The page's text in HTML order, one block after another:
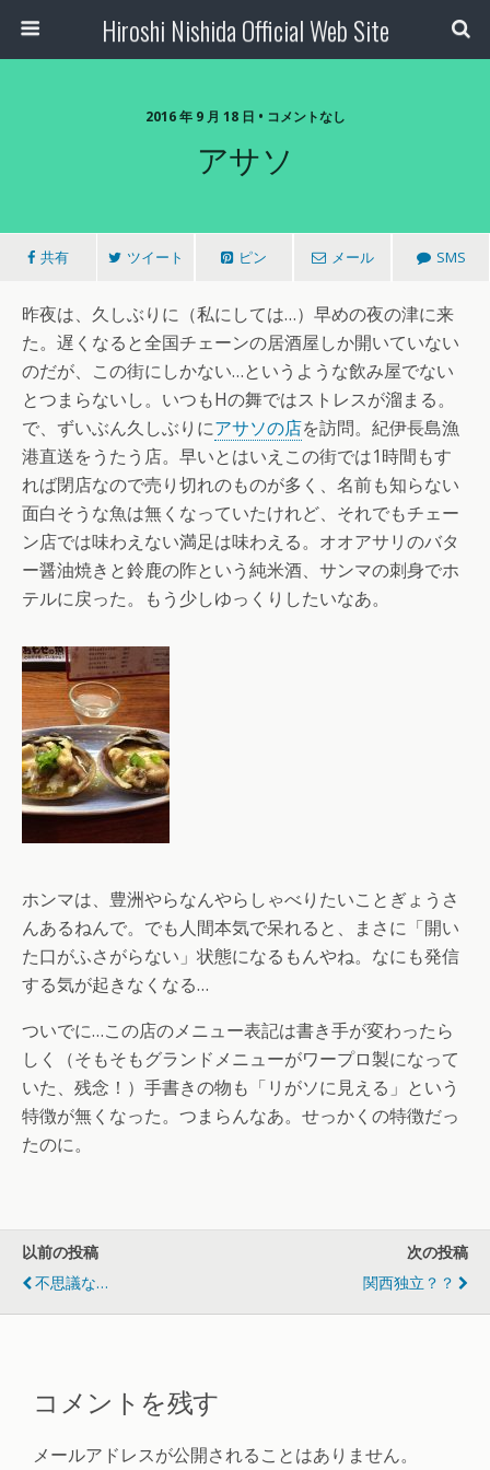
Hiroshi Nishida Official Web Site
2016 年 9 月 18 日 • コメントなし
アサソ
共有 ツイート ピン メール SMS
昨夜は、久しぶりに（私にしては…）早めの夜の津に来
た。遅くなると全国チェーンの居酒屋しか開いていない
のだが、この街にしかない…というような飲み屋でない
とつまらないし。いつもHの舞ではストレスが溜まる。
で、ずいぶん久しぶりにアサソの店を訪問。紀伊長島漁
港直送をうたう店。早いとはいえこの街では1時間もす
れば閉店なので売り切れのものが多く、名前も知らない
面白そうな魚は無くなっていたけれど、それでもチェー
ン店では味わえない満足は味わえる。オオアサリのバタ
ー醤油焼きと鈴鹿の阼という純米酒、サンマの刺身でホ
テルに戻った。もう少しゆっくりしたいなあ。
ホンマは、豊洲やらなんやらしゃべりたいことぎょうさ
んあるねんで。でも人間本気で呆れると、まさに「開い
た口がふさがらない」状態になるもんやね。なにも発信
する気が起きなくなる…
ついでに…この店のメニュー表記は書き手が変わったら
しく（そもそもグランドメニューがワープロ製になって
いた、残念！）手書きの物も「リがソに見える」という
特徴が無くなった。つまらんなあ。せっかくの特徴だっ
たのに。
以前の投稿
不思議な…
次の投稿
関西独立？？
コメントを残す
メールアドレスが公開されることはありません。